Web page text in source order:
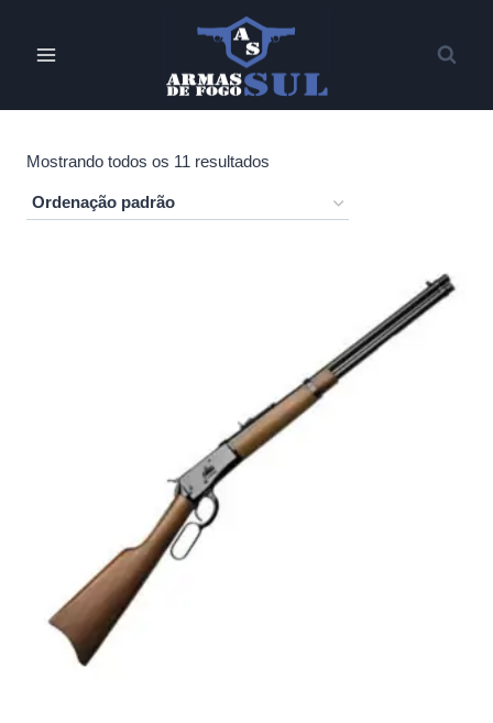
Mostrando todos os 11 resultados